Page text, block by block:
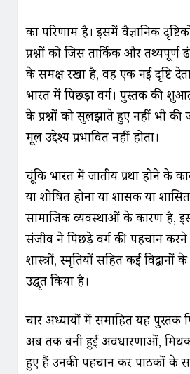
का परिणाम है। इसमें वैज्ञानिक
प्रश्नों को जिस तार्किक और
के समक्ष रखा है, वह एक नई दृष्टि
भारत में पिछड़ा वर्ग। पुस्तक की
के प्रश्नों को सुलझाते हुए नहीं भी की
मूल उद्देश्य प्रभावित नहीं होता।
चूंकि भारत में जातीय प्रथा होने के
या शोषित होना या शासक या
सामाजिक व्यवस्थाओं के कारण है,
संजीव ने पिछड़े वर्ग की पहचान करने
शास्त्रों, स्मृतियों सहित कई
उद्धृत किया है।
चार अध्यायों में समाहित यह पुस्तक
अब तक बनी हुई अवधारणाओं, मिथक
हुए हैं उनकी पहचान कर पाठकों के